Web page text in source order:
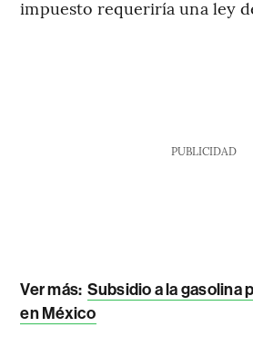
impuesto requeriría una ley
PUBLICIDAD
Ver más: Subsidio a la gasolina
en México